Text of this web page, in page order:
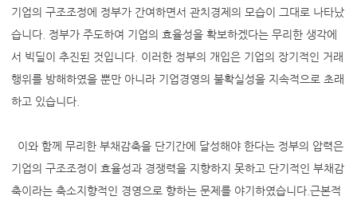
기업의 구조조정에 정부가 간여하면서 관치경제의 모습이 그대로 나타났
습니다. 정부가 주도하여 기업의 효율성을 확보하겠다는 무리한 생각에
서 빅딜이 추진된 것입니다. 이러한 정부의 개입은 기업의 장기적인 거래
행위를 방해하였을 뿐만 아니라 기업경영의 불확실성을 지속적으로 초래
하고 있습니다.
이와 함께 무리한 부채감축을 단기간에 달성해야 한다는 정부의 압력은
기업의 구조조정이 효율성과 경쟁력을 지향하지 못하고 단기적인 부채감
축이라는 축소지향적인 경영으로 향하는 문제를 야기하였습니다.근본적